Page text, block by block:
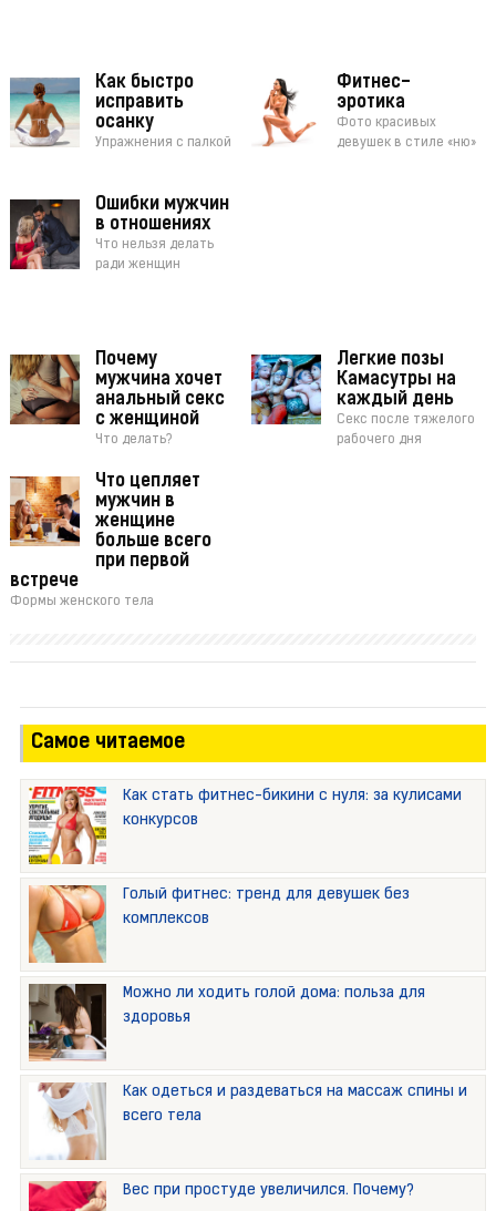
Как быстро
исправить
осанку
Упражнения с палкой
Фитнес-
эротика
Фото красивых
девушек в стиле «ню»
Ошибки мужчин
в отношениях
Что нельзя делать
ради женщин
Почему
мужчина хочет
анальный секс
с женщиной
Что делать?
Легкие позы
Камасутры на
каждый день
Секс после тяжелого
рабочего дня
Что цепляет
мужчин в
женщине
больше всего
при первой
встрече
Формы женского тела
Самое читаемое
Как стать фитнес-бикини с нуля: за кулисами
конкурсов
Голый фитнес: тренд для девушек без
комплексов
Можно ли ходить голой дома: польза для
здоровья
Как одеться и раздеваться на массаж спины и
всего тела
Вес при простуде увеличился. Почему?